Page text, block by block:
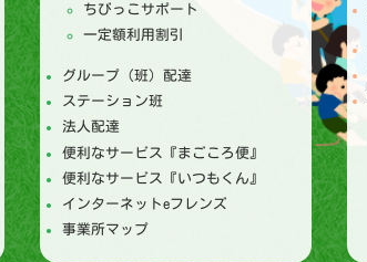
ちびっこサポート
一定額利用割引
グループ（班）配達
ステーション班
法人配達
便利なサービス『まごころ便』
便利なサービス『いつもくん』
インターネットeフレンズ
事業所マップ